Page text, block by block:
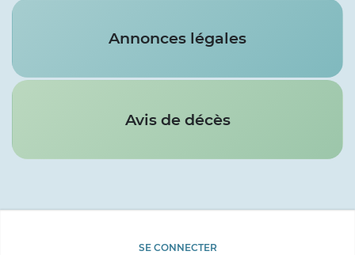
Annonces légales
Avis de décès
SE CONNECTER